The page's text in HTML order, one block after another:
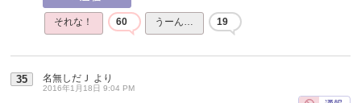
それな！ 60 うーん… 19
35 名無しだＪ より
2016年1月18日 9:04 PM